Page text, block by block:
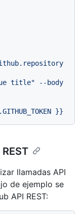
}}
llamadas API
de ejemplo se
API REST: